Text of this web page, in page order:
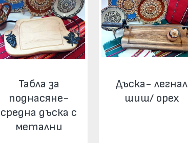
Табла за
поднасяне-
средна дъска с
метални
Дъска- легнал
шиш/ орех